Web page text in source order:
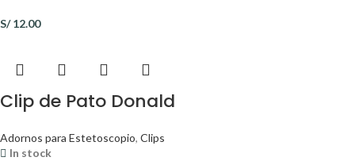
S/12.00
Clip de Pato Donald
Adornos para Estetoscopio, Clips
In stock